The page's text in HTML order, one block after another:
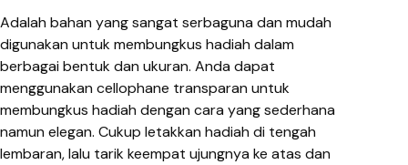
Adalah bahan yang sangat serbaguna dan mudah
digunakan untuk membungkus hadiah dalam
berbagai bentuk dan ukuran. Anda dapat
menggunakan cellophane transparan untuk
membungkus hadiah dengan cara yang sederhana
namun elegan. Cukup letakkan hadiah di tengah
lembaran, lalu tarik keempat ujungnya ke atas dan